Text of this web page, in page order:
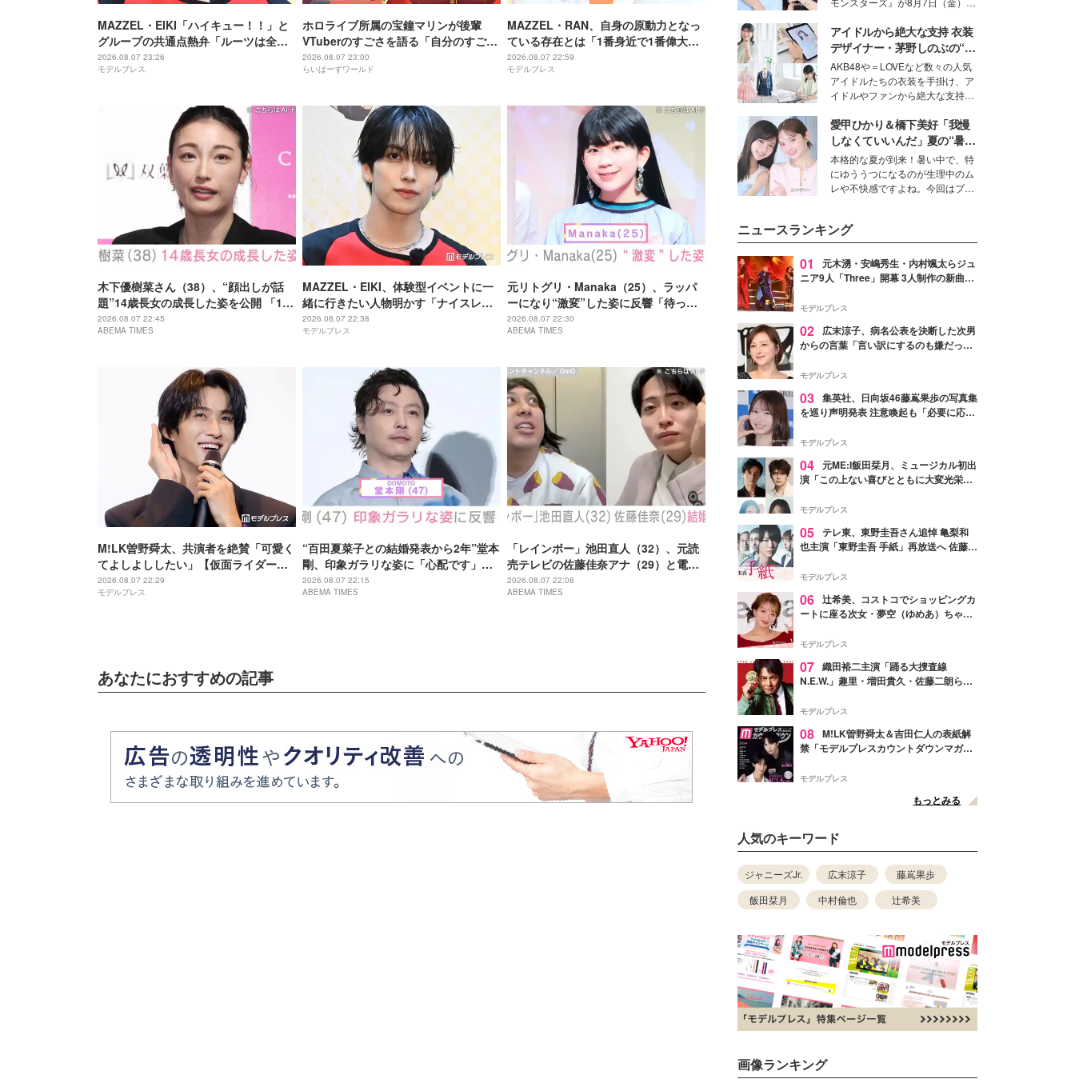
MAZZEL・EIKI「ハイキュー！！」と
グループの共通点熱弁「ルーツは全然
違うんですけど」
2026.08.07 23:26
モデルプレス
ホロライブ所属の宝鐘マリンが後輩
VTuberのすごさを語る「自分のすごさ
に気づいてない」
2026.08.07 23:00
らいばーずワールド
MAZZEL・RAN、自身の原動力となっ
ている存在とは「1番身近で1番偉大な
存在」
2026.08.07 22:59
モデルプレス
木下優樹菜さん（38）、“顔出しが話
題”14歳長女の成長した姿を公開 「14
歳とは思えぬオトナっぽさ」「優樹菜
ちゃんにそっくりすぎる」など反響
2026.08.07 22:45
ABEMA TIMES
MAZZEL・EIKI、体験型イベントに一
緒に行きたい人物明かす「ナイスレシ
ーブするまで終わらない」
2026.08.07 22:38
モデルプレス
元リトグリ・Manaka（25）、ラッパ
ーになり“激変”した姿に反響「待っ
て」「昔から見てるけど 最近ずっと可
愛くなってる」
2026.08.07 22:30
ABEMA TIMES
M!LK曽野舜太、共演者を絶賛「可愛く
てよしよししたい」【仮面ライダーゼ
ッツ さよならのミッション】
2026.08.07 22:29
モデルプレス
“百田夏菜子との結婚発表から2年”堂本
剛、印象ガラリな姿に「心配です」
「匂わせなの？」などさまざまな声
2026.08.07 22:15
ABEMA TIMES
「レインボー」池田直人（32）、元読
売テレビの佐藤佳奈アナ（29）と電撃
結婚「ジャンボより先とは」「かなり
びっくり！」など驚きの声
2026.08.07 22:08
ABEMA TIMES
あなたにおすすめの記事
女性たちのヘアケア事情を紹介し
ます。
ニオン好き”という共通点を持つモ
デルの宮城舞と島村雄大の特別対
談をお届け！それぞれの視点か
ら、今作ならではの魅力や予想外
の感動をもたらす奥深いストーリ
ーについて熱く語り合ってもらっ
た。
アイドルから絶大な支持 衣装
デザイナー・茅野しのぶの“可
愛い”を作る美学＜「シチズン
クロスシー」インタビュー＞
AKB48や＝LOVEなど数々の人気
アイドルたちの衣装を手掛け、ア
イドルやファンから絶大な支持を
取締役兼クリエイティブディレク
ター・茅野しのぶ。一人ひとりの
個性に寄り添い、魅力を引き出す
衣装作りは、多くの女性たちに勇
気と自信を与え続けている。
愛甲ひかり＆橋下美好「我慢
しなくていいんだ」夏の“暑さ
対策”の新しい選択肢とは？
本格的な夏が到来！暑い中で、特
にゆううつになるのが生理中のム
レや不快感ですよね。今回はプラ
好さんを迎えて本音で女子会トー
ク。猛暑のお出かけを快適に過ご
すヒントや、2人が感動した夏の
生理の新常識にも迫りました。
ニュースランキング
01
元木湧・安嶋秀生・内村颯太らジュ
ニア9人「Three」開幕 3人制作の新曲＆
進んで夢を掴みたい」【ゲネプロレポ】
モデルプレス
02
広末涼子、病名公表を決断した次男
からの言葉「言い訳にするのも嫌だっ
モデルプレス
03 集英社、日向坂46藤嶌果歩の写真集
を巡り声明発表 注意喚起も「必要に応じ
モデルプレス
04 元ME:I飯田栞月、ミュージカル初出
演「この上ない喜びとともに大変光栄」
ャスト発表
モデルプレス
05 テレ東、東野圭吾さん追悼 亀梨和
也主演「東野圭吾 手紙」再放送へ 佐藤隆
モデルプレス
06 辻希美、コストコでショッピングカ
ートに座る次女・夢空（ゆめあ）ちゃん
ぎ」「成長を感じる」の声
モデルプレス
07 織田裕二主演「踊る大捜査線
N.E.W.」趣里・増田貴久・佐藤二朗ら新
徴する“謎のキーワード”も
モデルプレス
08 M!LK曽野舜太＆吉田仁人の表紙解
禁「モデルプレスカウントダウンマガジ
モデルプレス
もっとみる
人気のキーワード
ジャニーズJr. 広末涼子
藤嶌果歩
飯田栞月
中村倫也 辻希美
画像ランキング